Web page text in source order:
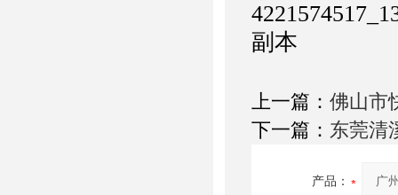
上一篇： 佛山市
下一篇： 东莞清
产品：